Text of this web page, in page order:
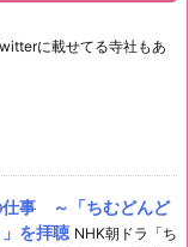
に載せてる寺社もあ
仕事 ～「ちむどんど
を拝聴 NHK朝ドラ「ち